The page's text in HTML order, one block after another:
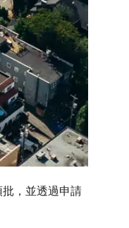
，並透過申請